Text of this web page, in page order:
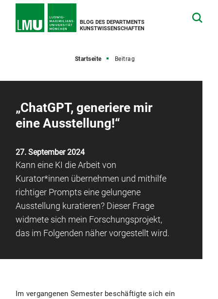
BLOG DES DEPARTMENTS
KUNSTWISSENSCHAFTEN
Startseite Beitrag
„ChatGPT, generiere mir
eine Ausstellung!“
27. September 2024
Kann eine KI die Arbeit von
Kurator*innen übernehmen und mithilfe
richtiger Prompts eine gelungene
Ausstellung kuratieren? Dieser Frage
widmete sich mein Forschungsprojekt,
das im Folgenden näher vorgestellt wird.
Im vergangenen Semester beschäftigte sich ein